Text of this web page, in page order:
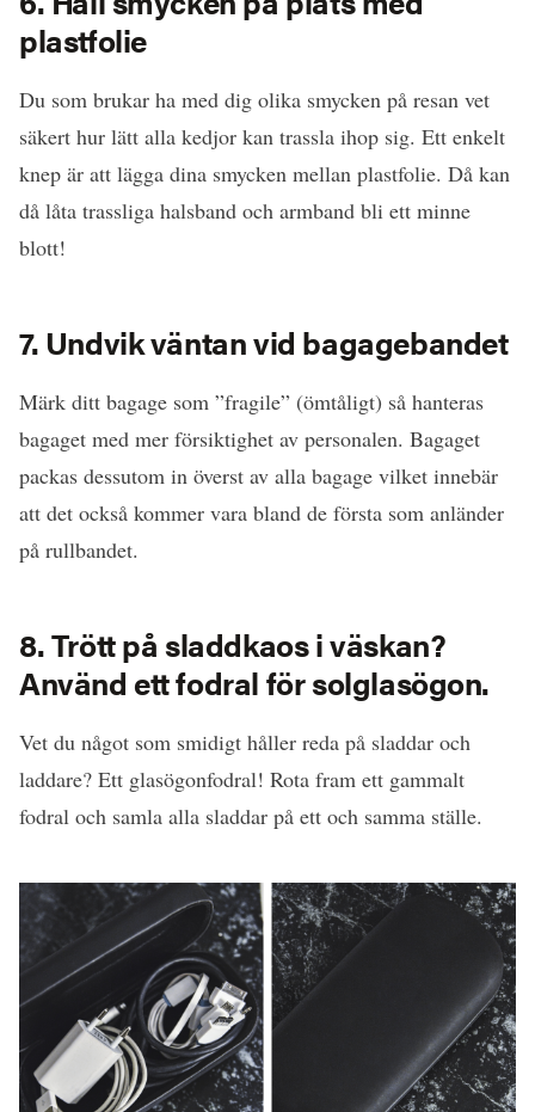
plastfolie
Du som brukar ha med dig olika smycken på resan vet
säkert hur lätt alla kedjor kan trassla ihop sig. Ett enkelt
knep är att lägga dina smycken mellan plastfolie. Då kan
då låta trassliga halsband och armband bli ett minne
blott!
7. Undvik väntan vid bagagebandet
Märk ditt bagage som ”fragile” (ömtåligt) så hanteras
bagaget med mer försiktighet av personalen. Bagaget
packas dessutom in överst av alla bagage vilket innebär
att det också kommer vara bland de första som anländer
på rullbandet.
8. Trött på sladdkaos i väskan?
Använd ett fodral för solglasögon.
Vet du något som smidigt håller reda på sladdar och
laddare? Ett glasögonfodral! Rota fram ett gammalt
fodral och samla alla sladdar på ett och samma ställe.